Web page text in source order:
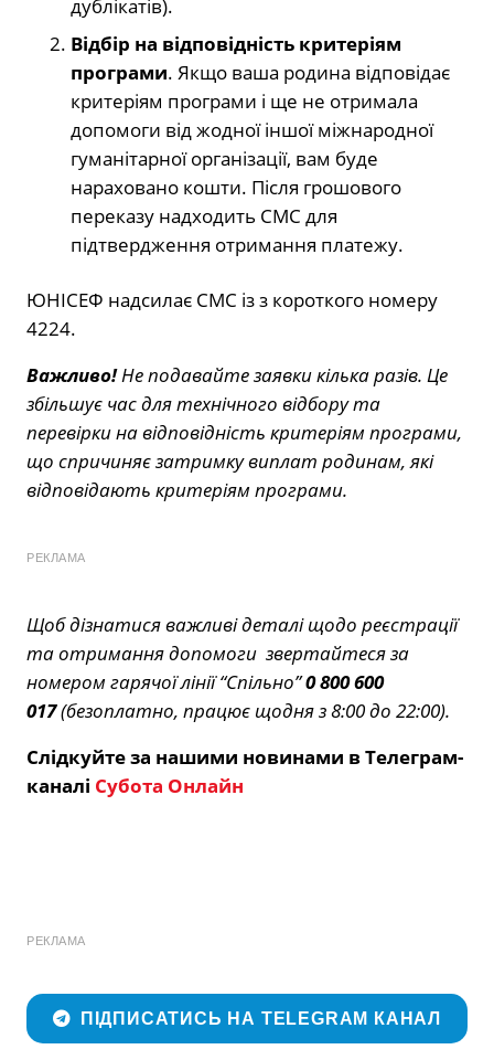
дублікатів).
Відбір на відповідність критеріям
програми. Якщо ваша родина відповідає
критеріям програми і ще не отримала
допомоги від жодної іншої міжнародної
гуманітарної організації, вам буде
нараховано кошти. Після грошового
переказу надходить СМС для
підтвердження отримання платежу.
ЮНІСЕФ надсилає СМС із з короткого номеру
4224.
Важливо!Не подавайте заявки кілька разів. Це
збільшує час для технічного відбору та
перевірки на відповідність критеріям програми,
що спричиняє затримку виплат родинам, які
відповідають критеріям програми.
РЕКЛАМА
Щоб дізнатися важливі деталі щодо реєстрації
та отримання допомоги звертайтеся за
номером гарячої лінії “Спільно”0 800 600
017(безоплатно, працює щодня з 8:00 до 22:00).
Слідкуйте за нашими новинами в Телеграм-
каналі Субота Онлайн
РЕКЛАМА
ПІДПИСАТИСЬ НА TELEGRAM КАНАЛ